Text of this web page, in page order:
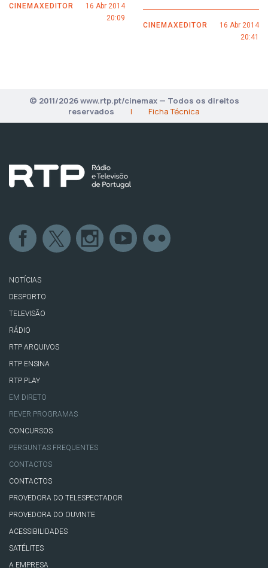
CINEMAXEDITOR
16 Abr 2014
20:09
CINEMAXEDITOR
16 Abr 2014
20:41
© 2011/2026 www.rtp.pt/cinemax — Todos os direitos
reservados
| Ficha Técnica
NOTÍCIAS
DESPORTO
TELEVISÃO
RÁDIO
RTP ARQUIVOS
RTP ENSINA
RTP PLAY
EM DIRETO
REVER PROGRAMAS
CONCURSOS
PERGUNTAS FREQUENTES
CONTACTOS
CONTACTOS
PROVEDORA DO TELESPECTADOR
PROVEDORA DO OUVINTE
ACESSIBILIDADES
SATÉLITES
A EMPRESA